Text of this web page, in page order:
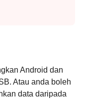
Android dan
Atau anda boleh
data daripada